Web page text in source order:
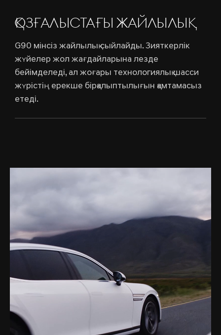
ҚОЗҒАЛЫСТАҒЫ ЖАЙЛЫЛЫҚ
G90 мінсіз жайлылық сыйлайды. Зияткерлік
жүйелер жол жағдайларына лезде
бейімделеді, ал жоғары технологиялық шасси
жүрістің ерекше бірқалыптылығын қамтамасыз
етеді.